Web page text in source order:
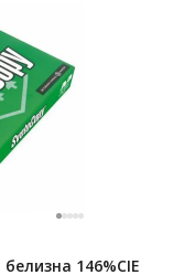
146%CIE